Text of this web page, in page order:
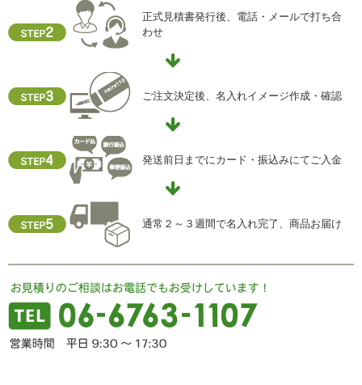
正式見積書発行後、電話・メールで打ち合
わせ
ご注文決定後、名入れイメージ作成・確認
発送前日までにカード・振込みにてご入金
通常２～３週間で名入れ完了、商品お届け